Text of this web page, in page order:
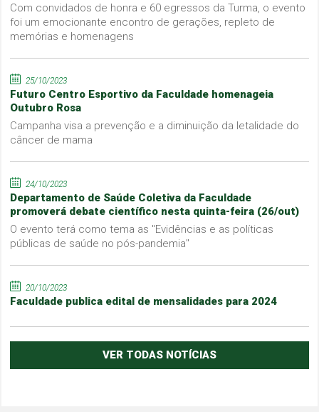
Com convidados de honra e 60 egressos da Turma, o evento
foi um emocionante encontro de gerações, repleto de
memórias e homenagens
25/10/2023
Futuro Centro Esportivo da Faculdade homenageia
Outubro Rosa
Campanha visa a prevenção e a diminuição da letalidade do
câncer de mama
24/10/2023
Departamento de Saúde Coletiva da Faculdade
promoverá debate científico nesta quinta-feira (26/out)
O evento terá como tema as "Evidências e as políticas
públicas de saúde no pós-pandemia"
20/10/2023
Faculdade publica edital de mensalidades para 2024
VER TODAS NOTÍCIAS